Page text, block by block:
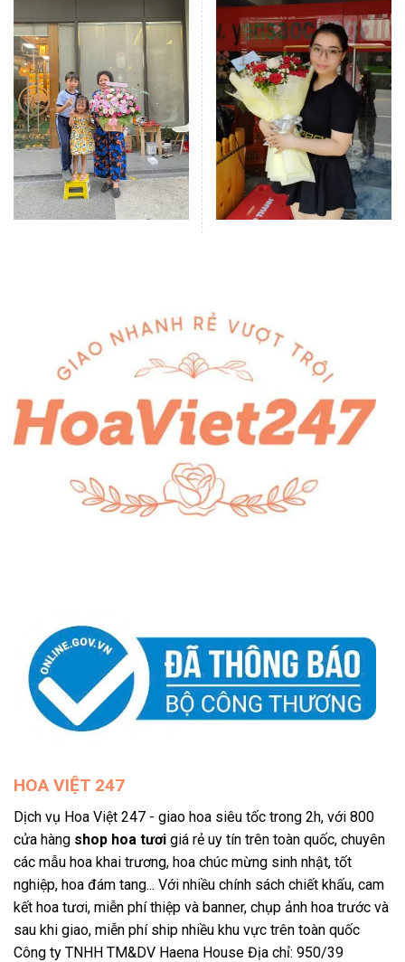
HOA VIỆT 247
Dịch vụ Hoa Việt 247 - giao hoa siêu tốc trong 2h, với 800
cửa hàng shop hoa tươi giá rẻ uy tín trên toàn quốc, chuyên
các mẫu hoa khai trương, hoa chúc mừng sinh nhật, tốt
nghiệp, hoa đám tang... Với nhiều chính sách chiết khấu, cam
kết hoa tươi, miễn phí thiệp và banner, chụp ảnh hoa trước và
sau khi giao, miễn phí ship nhiều khu vực trên toàn quốc
Công ty TNHH TM&DV Haena House Địa chỉ: 950/39